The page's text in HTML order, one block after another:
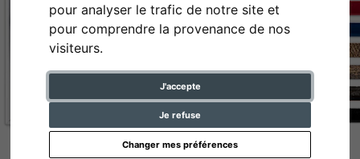
pour analyser le trafic de notre site et
pour comprendre la provenance de nos
visiteurs.
J'accepte
Je refuse
Changer mes préférences